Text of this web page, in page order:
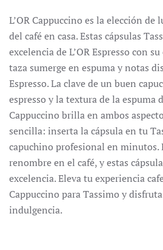
L’OR Cappuccino es la elección de
del café en casa. Estas cápsulas
excelencia de L’OR Espresso con
taza sumerge en espuma y notas
Espresso. La clave de un buen
espresso y la textura de la espuma
Cappuccino brilla en ambos
sencilla: inserta la cápsula en tu
capuchino profesional en minutos.
renombre en el café, y estas
excelencia. Eleva tu experiencia
Cappuccino para Tassimo y
indulgencia.